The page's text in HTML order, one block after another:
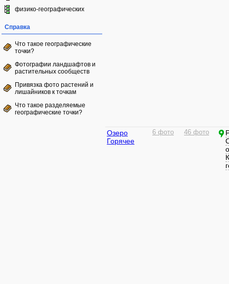
физико-географических
Справка
Что такое географические
точки?
Фотографии ландшафтов и
растительных сообществ
Привязка фото растений и
лишайников к точкам
Что такое разделяемые
географические точки?
Озеро
Горячее
6 фото 46 фото